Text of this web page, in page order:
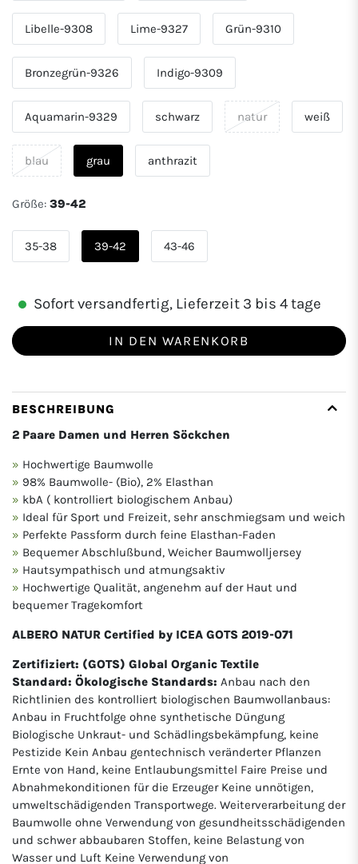
Libelle-9308 Lime-9327 Grün-9310
Bronzegrün-9326 Indigo-9309
Aquamarin-9329 schwarz natur weiß
blau grau anthrazit
Größe: 39-42
35-38 39-42 43-46
Sofort versandfertig, Lieferzeit 3 bis 4 tage
IN DEN WARENKORB
BESCHREIBUNG
2 Paare Damen und Herren Söckchen
Hochwertige Baumwolle
98% Baumwolle- (Bio), 2% Elasthan
kbA ( kontrolliert biologischem Anbau)
Ideal für Sport und Freizeit, sehr anschmiegsam und weich
Perfekte Passform durch feine Elasthan-Faden
Bequemer Abschlußbund, Weicher Baumwolljersey
Hautsympathisch und atmungsaktiv
Hochwertige Qualität, angenehm auf der Haut und
bequemer Tragekomfort
ALBERO NATUR Certified by ICEA GOTS 2019-071
Zertifiziert: (GOTS) Global Organic Textile
Standard: Ökologische Standards: Anbau nach den
Richtlinien des kontrolliert biologischen Baumwollanbaus:
Anbau in Fruchtfolge ohne synthetische Düngung
Biologische Unkraut- und Schädlingsbekämpfung, keine
Pestizide Kein Anbau gentechnisch veränderter Pflanzen
Ernte von Hand, keine Entlaubungsmittel Faire Preise und
Abnahmekonditionen für die Erzeuger Keine unnötigen,
umweltschädigenden Transportwege. Weiterverarbeitung der
Baumwolle ohne Verwendung von gesundheitsschädigenden
und schwer abbaubaren Stoffen, keine Belastung von
Wasser und Luft Keine Verwendung von